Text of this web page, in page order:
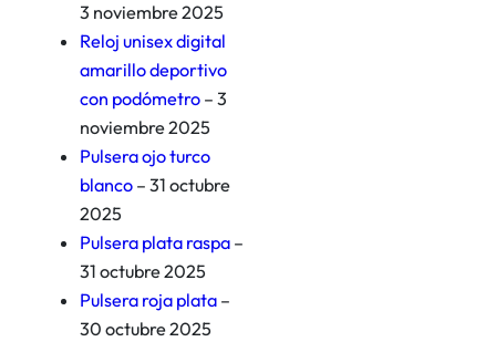
3 noviembre 2025
Reloj unisex digital
amarillo deportivo
con podómetro – 3
noviembre 2025
Pulsera ojo turco
blanco – 31 octubre
2025
Pulsera plata raspa –
31 octubre 2025
Pulsera roja plata –
30 octubre 2025